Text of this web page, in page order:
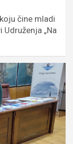
čine mladi
„Na